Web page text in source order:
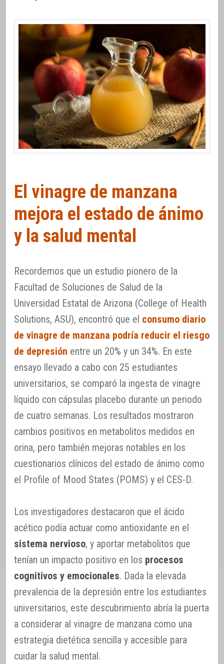
El vinagre de manzana
mejora el estado de ánimo
y la salud mental
Recordemos que un estudio pionero de la
Facultad de Soluciones de Salud de la
Universidad Estatal de Arizona (College of Health
Solutions, ASU), encontró que el consumo diario
de vinagre de manzana podría reducir el riesgo
de depresión entre un 20% y un 34%. En este
ensayo llevado a cabo con 25 estudiantes
universitarios, se comparó la ingesta de vinagre
líquido con cápsulas placebo durante un periodo
de cuatro semanas. Los resultados mostraron
cambios positivos en metabolitos medidos en
orina, pero también mejoras notables en los
cuestionarios clínicos del estado de ánimo como
el Profile of Mood States (POMS) y el CES-D.
Los investigadores destacaron que el ácido
acético podía actuar como antioxidante en el
sistema nervioso, y aportar metabolitos que
tenían un impacto positivo en los procesos
cognitivos y emocionales. Dada la elevada
prevalencia de la depresión entre los estudiantes
universitarios, este descubrimiento abría la puerta
a considerar al vinagre de manzana como una
estrategia dietética sencilla y accesible para
cuidar la salud mental.